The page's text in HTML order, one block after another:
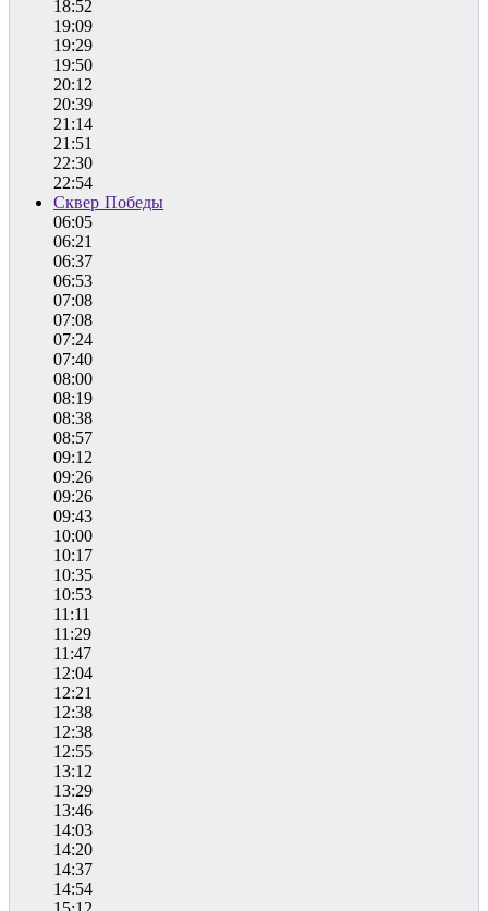
18:52
19:09
19:29
19:50
20:12
20:39
21:14
21:51
22:30
22:54
Сквер Победы
06:05
06:21
06:37
06:53
07:08
07:08
07:24
07:40
08:00
08:19
08:38
08:57
09:12
09:26
09:26
09:43
10:00
10:17
10:35
10:53
11:11
11:29
11:47
12:04
12:21
12:38
12:38
12:55
13:12
13:29
13:46
14:03
14:20
14:37
14:54